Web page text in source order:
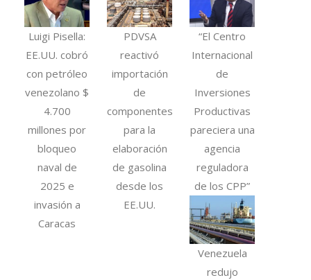
Luigi Pisella:
EE.UU. cobró
con petróleo
venezolano $
4.700
millones por
bloqueo
naval de
2025 e
invasión a
Caracas
PDVSA
reactivó
importación
de
componentes
para la
elaboración
de gasolina
desde los
EE.UU.
“El Centro
Internacional
de
Inversiones
Productivas
pareciera una
agencia
reguladora
de los CPP”
Venezuela
redujo